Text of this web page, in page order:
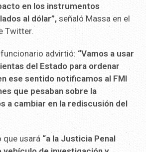
en los instrumentos
al dólar”, señaló Massa en el
Twitter.
advirtió: “Vamos a usar
del Estado para ordenar
ese sentido notificamos al FMI
que pesaban sobre la
a cambiar en la rediscusión del
que usará “a la Justicia Penal